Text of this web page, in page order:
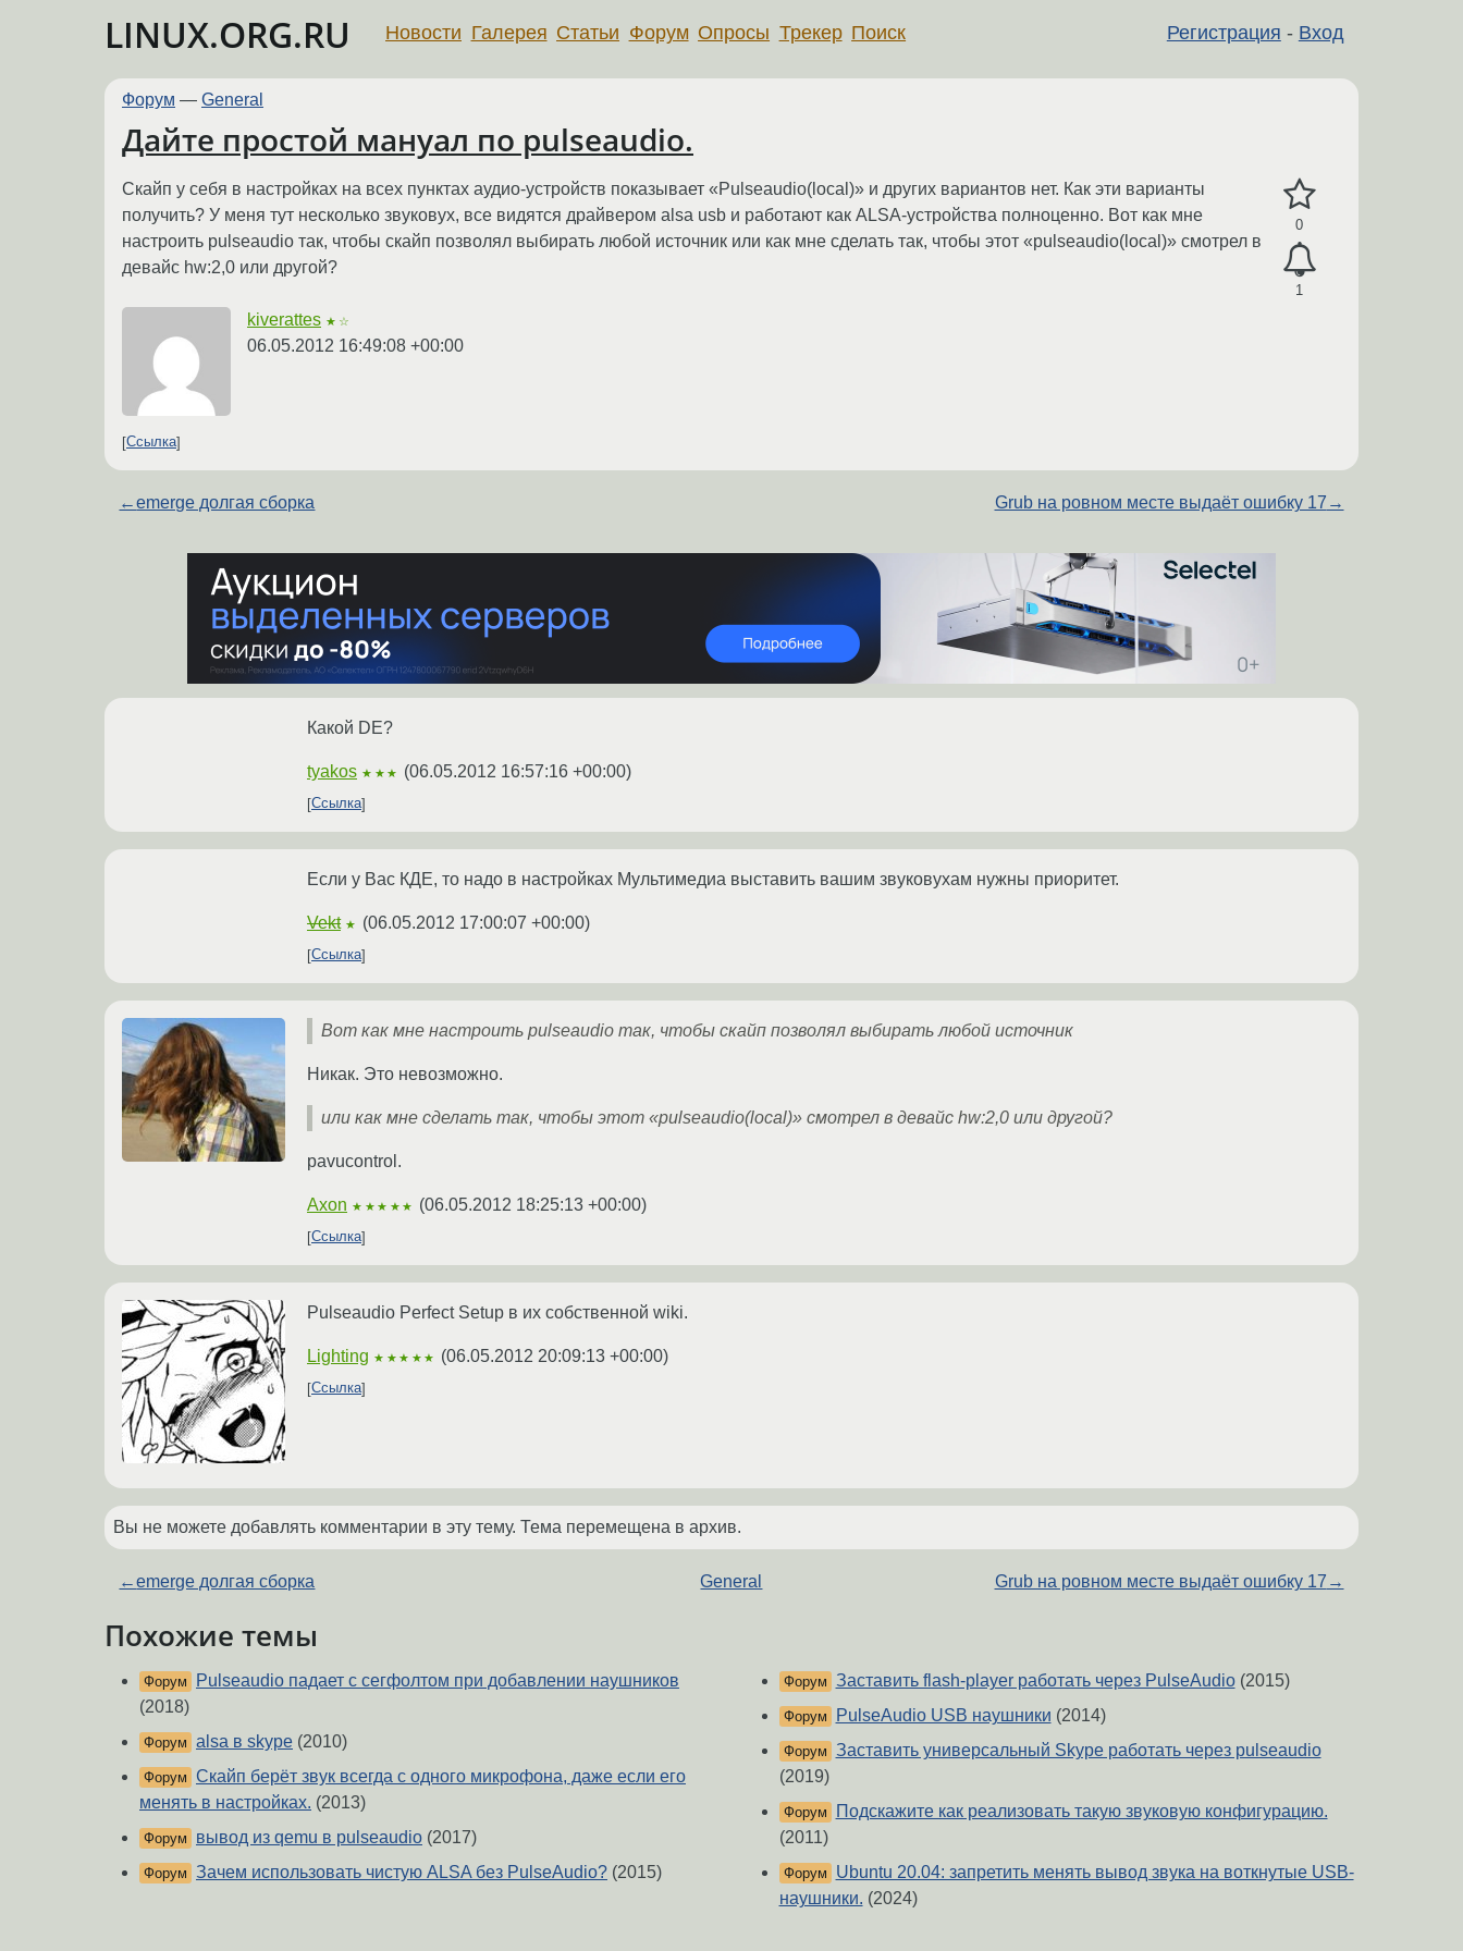
LINUX.ORG.RU Регистрация - Вход
Новости Галерея Статьи Форум Опросы Трекер Поиск
Форум — General
Дайте простой мануал по pulseaudio.
0
1
Скайп у себя в настройках на всех пунктах аудио-устройств показывает «Pulseaudio(local)» и других вариантов нет. Как эти варианты
получить? У меня тут несколько звуковух, все видятся драйвером alsa usb и работают как ALSA-устройства полноценно. Вот как мне
настроить pulseaudio так, чтобы скайп позволял выбирать любой источник или как мне сделать так, чтобы этот «pulseaudio(local)» смотрел в
девайс hw:2,0 или другой?
kiverattes ★☆
06.05.2012 16:49:08 +00:00
Ссылка
←emerge долгая сборка Grub на ровном месте выдаёт ошибку 17 →
Какой DE?
tyakos ★★★ (06.05.2012 16:57:16 +00:00)
Ссылка
Если у Вас КДЕ, то надо в настройках Мультимедиа выставить вашим звуковухам нужны приоритет.
Vekt ★ (06.05.2012 17:00:07 +00:00)
Ссылка
Вот как мне настроить pulseaudio так, чтобы скайп позволял выбирать любой источник
Никак. Это невозможно.
или как мне сделать так, чтобы этот «pulseaudio(local)» смотрел в девайс hw:2,0 или другой?
pavucontrol.
Axon ★★★★★ (06.05.2012 18:25:13 +00:00)
Ссылка
Pulseaudio Perfect Setup в их собственной wiki.
Lighting ★★★★★ (06.05.2012 20:09:13 +00:00)
Ссылка
Вы не можете добавлять комментарии в эту тему. Тема перемещена в архив.
←emerge долгая сборка General Grub на ровном месте выдаёт ошибку 17 →
Похожие темы
Форум
Pulseaudio падает с сегфолтом при добавлении наушников
(2018)
Форум alsa в skype (2010)
Форум Скайп берёт звук всегда с одного микрофона, даже если его
менять в настройках. (2013)
Форум вывод из qemu в pulseaudio (2017)
Форум Зачем использовать чистую ALSA без PulseAudio? (2015)
Форум Заставить flash-player работать через PulseAudio(2015)
Форум PulseAudio USB наушники (2014)
Форум Заставить универсальный Skype работать через pulseaudio
(2019)
Форум
Подскажите как реализовать такую звуковую конфигурацию.
(2011)
Форум
Ubuntu 20.04: запретить менять вывод звука на воткнутые USB-
наушники. (2024)